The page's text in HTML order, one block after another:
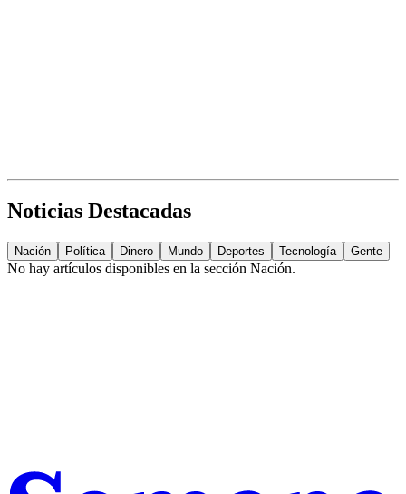
Noticias Destacadas
Nación Política Dinero Mundo Deportes Tecnología Gente
No hay artículos disponibles en la sección Nación.